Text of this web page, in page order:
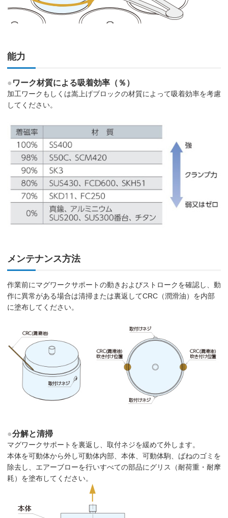
能力
● ワーク材質による吸着効率（％）
加工ワークもしくは嵩上げブロックの材質によって吸着効率を考慮
してください。
メンテナンス方法
作業前にマグワークサポートの動きおよびストロークを確認し、動
作に異常がある場合は清掃または裏返してCRC（潤滑油）を内部
に塗布してください。
●分解と清掃
マグワークサポートを裏返し、取付ネジを緩めて外します。
本体を可動体から外し可動体内部、本体、可動体駒、ばねのゴミを
除去し、エアーブローを行いすべての部品にグリス（耐荷重・耐摩
耗）を塗布してください。